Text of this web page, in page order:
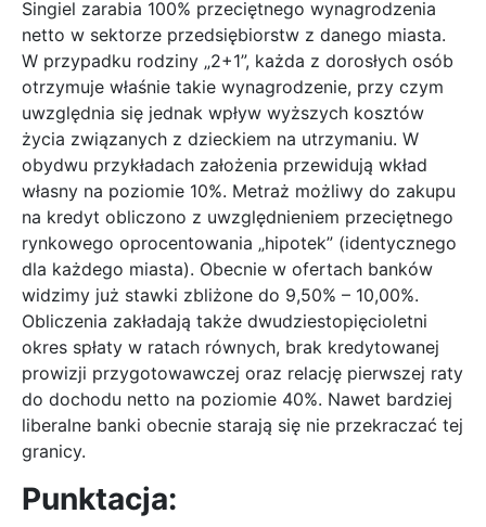
Singiel zarabia 100% przeciętnego wynagrodzenia
netto w sektorze przedsiębiorstw z danego miasta.
W przypadku rodziny „2+1”, każda z dorosłych osób
otrzymuje właśnie takie wynagrodzenie, przy czym
uwzględnia się jednak wpływ wyższych kosztów
życia związanych z dzieckiem na utrzymaniu. W
obydwu przykładach założenia przewidują wkład
własny na poziomie 10%. Metraż możliwy do zakupu
na kredyt obliczono z uwzględnieniem przeciętnego
rynkowego oprocentowania „hipotek” (identycznego
dla każdego miasta). Obecnie w ofertach banków
widzimy już stawki zbliżone do 9,50% – 10,00%.
Obliczenia zakładają także dwudziestopięcioletni
okres spłaty w ratach równych, brak kredytowanej
prowizji przygotowawczej oraz relację pierwszej raty
do dochodu netto na poziomie 40%. Nawet bardziej
liberalne banki obecnie starają się nie przekraczać tej
granicy.
Punktacja: